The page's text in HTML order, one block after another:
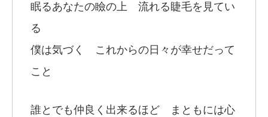
眠るあなたの瞼の上 流れる睫毛を見てい
る
僕は気づく これからの日々が幸せだって
こと
誰とでも仲良く出来るほど まともには心